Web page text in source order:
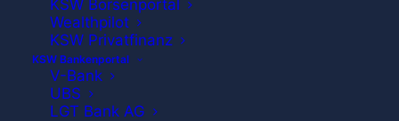
KSW Börsenportal
Wealthpilot
KSW Privatfinanz
KSW Bankenportal
V-Bank
UBS
LGT Bank AG
Willkommen bei der KSW
Vermögensverwaltung AG